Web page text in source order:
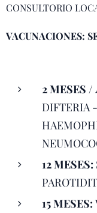
CONSULTORIO
VACUNACIONES:
2 MESES /
DIFTERIA
12 MESES:
15 MESES: